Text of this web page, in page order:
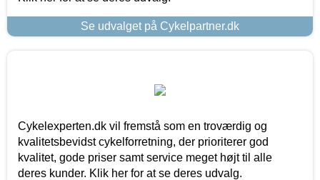
Se udvalget på Cykelpartner.dk
Cykelexperten.dk vil fremstå som en troværdig og
kvalitetsbevidst cykelforretning, der prioriterer god
kvalitet, gode priser samt service meget højt til alle
deres kunder. Klik her for at se deres udvalg.